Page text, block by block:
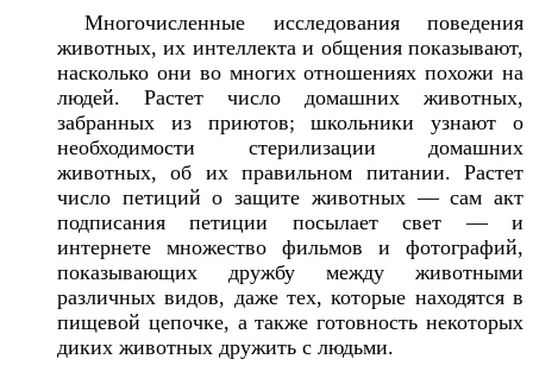
Многочисленные исследования поведения
животных, их интеллекта и общения показывают,
насколько они во многих отношениях похожи на
людей. Растет число домашних животных,
забранных из приютов; школьники узнают о
необходимости стерилизации домашних
животных, об их правильном питании. Растет
число петиций о защите животных — сам акт
подписания петиции посылает свет — и
интернете множество фильмов и фотографий,
показывающих дружбу между животными
различных видов, даже тех, которые находятся в
пищевой цепочке, а также готовность некоторых
диких животных дружить с людьми.